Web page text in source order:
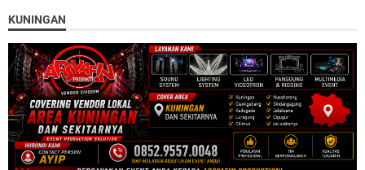
KUNINGAN